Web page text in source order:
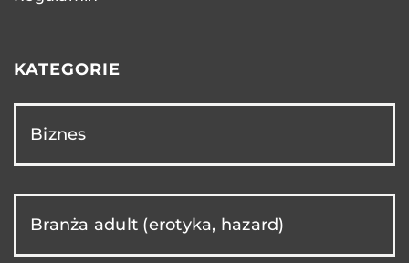
KATEGORIE
Biznes
Branża adult (erotyka, hazard)